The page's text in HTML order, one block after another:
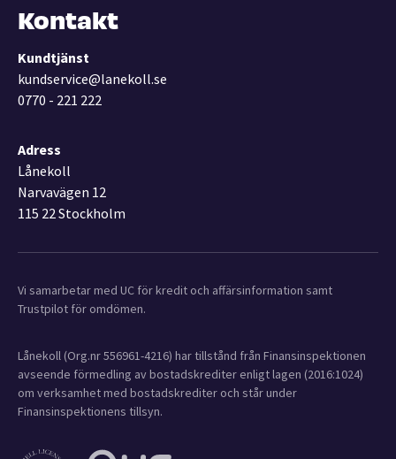
Kontakt
Kundtjänst
kundservice@lanekoll.se
0770 - 221 222
Adress
Lånekoll
Narvavägen 12
115 22 Stockholm
Vi samarbetar med UC för kredit och affärsinformation samt
Trustpilot för omdömen.
Lånekoll (Org.nr 556961-4216) har tillstånd från Finansinspektionen
avseende förmedling av bostadskrediter enligt lagen (2016:1024)
om verksamhet med bostadskrediter och står under
Finansinspektionens tillsyn.